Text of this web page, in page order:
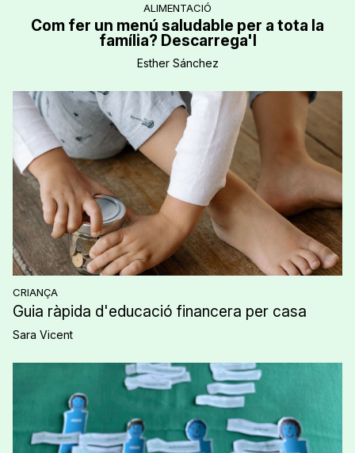
CRIANÇA
Guia ràpida d'educació financera per casa
Sara Vicent
ALIMENTACIÓ
Com fer un menú saludable per a tota la
família? Descarrega'l
Esther Sánchez